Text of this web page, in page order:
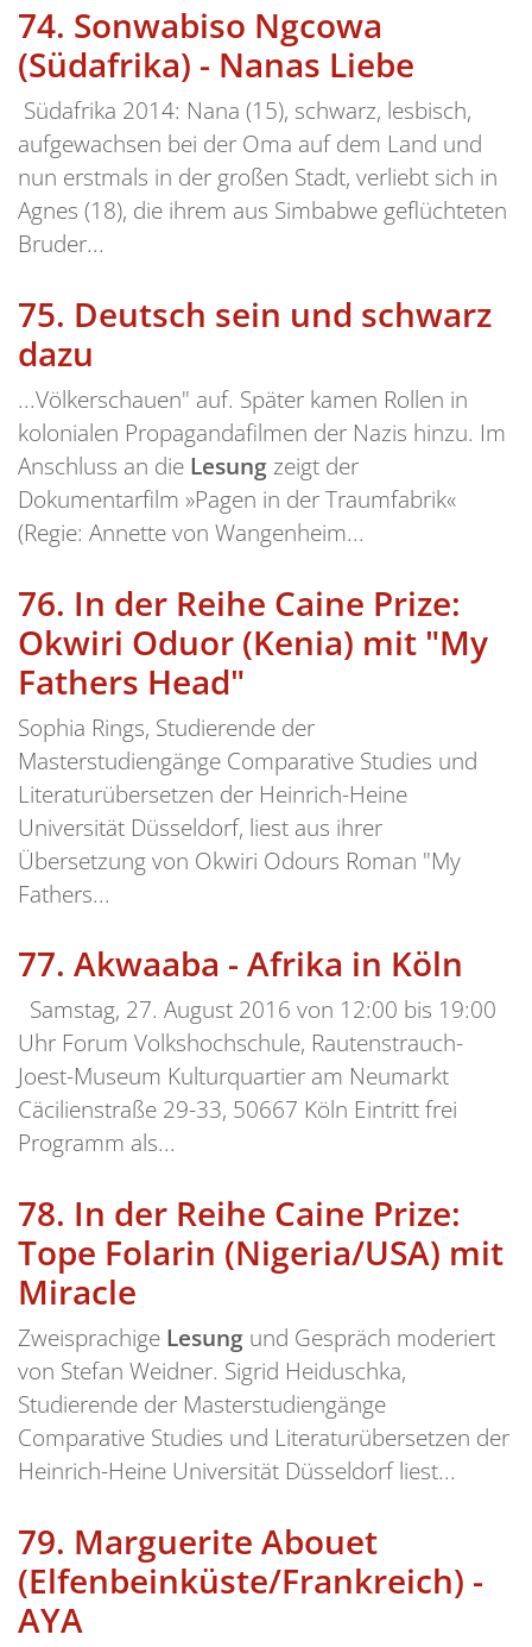
74. Sonwabiso Ngcowa
(Südafrika) - Nanas Liebe
Südafrika 2014: Nana (15), schwarz, lesbisch,
aufgewachsen bei der Oma auf dem Land und
nun erstmals in der großen Stadt, verliebt sich in
Agnes (18), die ihrem aus Simbabwe geflüchteten
Bruder...
75. Deutsch sein und schwarz
dazu
...Völkerschauen" auf. Später kamen Rollen in
kolonialen Propagandafilmen der Nazis hinzu. Im
Anschluss an die Lesungzeigt der
Dokumentarfilm »Pagen in der Traumfabrik«
(Regie: Annette von Wangenheim...
76. In der Reihe Caine Prize:
Okwiri Oduor (Kenia) mit "My
Fathers Head"
Sophia Rings, Studierende der
Masterstudiengänge Comparative Studies und
Literaturübersetzen der Heinrich-Heine
Universität Düsseldorf, liest aus ihrer
Übersetzung von Okwiri Odours Roman "My
Fathers...
77. Akwaaba - Afrika in Köln
Samstag, 27. August 2016 von 12:00 bis 19:00
Uhr Forum Volkshochschule, Rautenstrauch-
Joest-Museum Kulturquartier am Neumarkt
Cäcilienstraße 29-33, 50667 Köln Eintritt frei
Programm als...
78. In der Reihe Caine Prize:
Tope Folarin (Nigeria/USA) mit
Miracle
Zweisprachige Lesung und Gespräch moderiert
von Stefan Weidner. Sigrid Heiduschka,
Studierende der Masterstudiengänge
Comparative Studies und Literaturübersetzen der
Heinrich-Heine Universität Düsseldorf liest...
79. Marguerite Abouet
(Elfenbeinküste/Frankreich) -
AYA